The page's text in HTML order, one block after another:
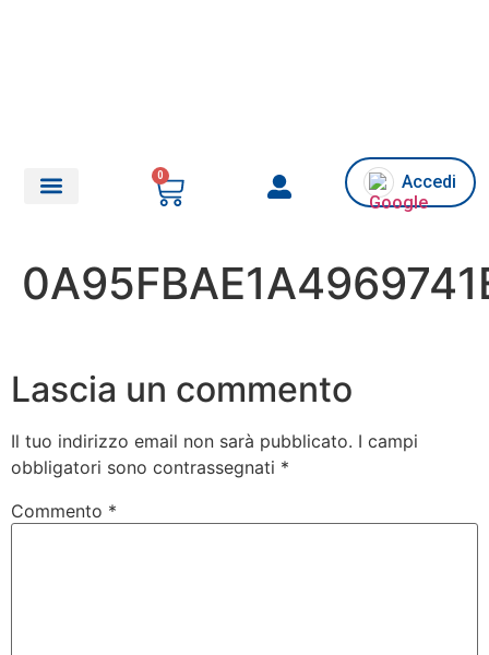
0 Accedi
Lascia un commento
Il tuo indirizzo email non sarà pubblicato. I campi
obbligatori sono contrassegnati *
Commento *